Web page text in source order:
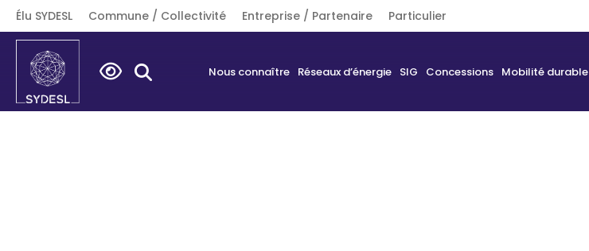
Élu SYDESL Commune / Collectivité Entreprise / Partenaire Particulier
Search
for:
Nous connaître Réseaux d’énergie SIG Concessions Mobilité durable